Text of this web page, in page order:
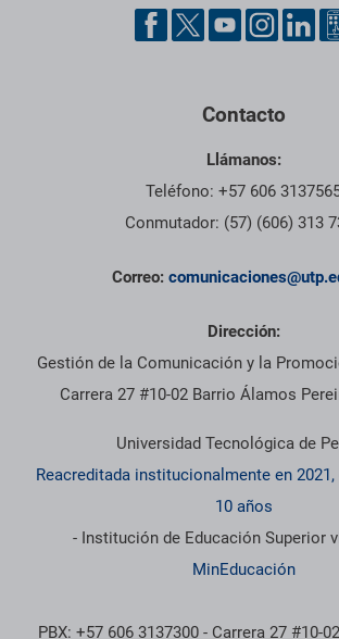
Contacto
Llámanos:
Teléfono: +57 606
Conmutador: (57) (606) 313
Correo:
Dirección:
Gestión de la Comunicación y la
Carrera 27 #10-02 Barrio Álamos
Universidad Tecnológica de
Reacreditada institucionalmente en
10 años
- Institución de Educación Superior
MinEducación
PBX: +57 606 3137300 - Carrera 27 #10-